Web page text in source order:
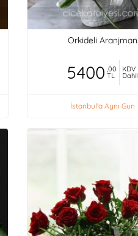
Orkideli Aranjman
5400 ,00
TL
KDV
Dahil
İstanbul'a Aynı Gün